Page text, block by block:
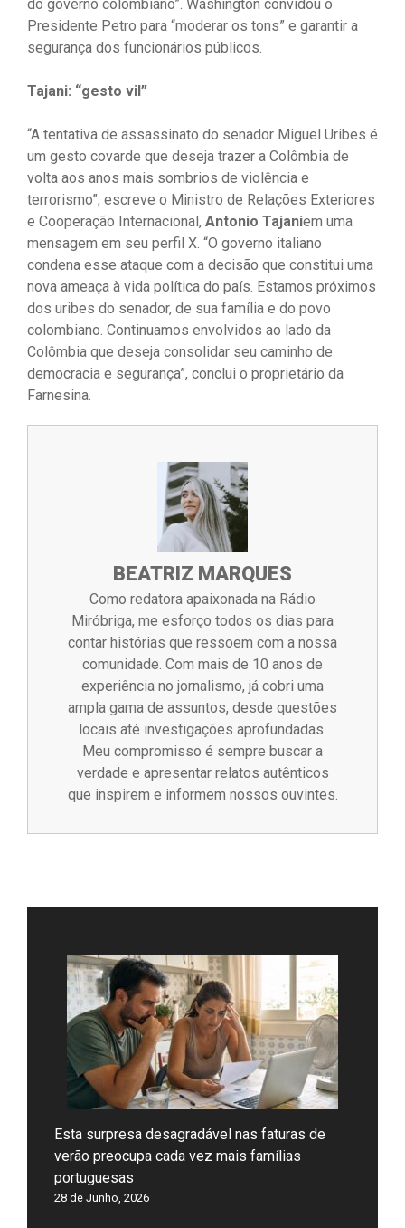
do governo colombiano”. Washington convidou o
Presidente Petro para “moderar os tons” e garantir a
segurança dos funcionários públicos.
Tajani: “gesto vil”
“A tentativa de assassinato do senador Miguel Uribes é
um gesto covarde que deseja trazer a Colômbia de
volta aos anos mais sombrios de violência e
terrorismo”, escreve o Ministro de Relações Exteriores
e Cooperação Internacional, Antonio Tajaniem uma
mensagem em seu perfil X. “O governo italiano
condena esse ataque com a decisão que constitui uma
nova ameaça à vida política do país. Estamos próximos
dos uribes do senador, de sua família e do povo
colombiano. Continuamos envolvidos ao lado da
Colômbia que deseja consolidar seu caminho de
democracia e segurança”, conclui o proprietário da
Farnesina.
BEATRIZ MARQUES
Como redatora apaixonada na Rádio
Miróbriga, me esforço todos os dias para
contar histórias que ressoem com a nossa
comunidade. Com mais de 10 anos de
experiência no jornalismo, já cobri uma
ampla gama de assuntos, desde questões
locais até investigações aprofundadas.
Meu compromisso é sempre buscar a
verdade e apresentar relatos autênticos
que inspirem e informem nossos ouvintes.
Esta surpresa desagradável nas faturas de
verão preocupa cada vez mais famílias
portuguesas
28 de Junho, 2026